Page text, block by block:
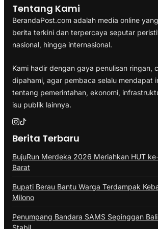
Tentang Kami
BerandaPost.com adalah media online
berita terkini dan terpercaya seputar
nasional, hingga internasional.
Kami hadir dengan gaya penulisan ringan,
dipahami, agar pembaca selalu mendapat
tentang pemerintahan, ekonomi,
isu publik lainnya.
Berita Terbaru
BujuRun Merdeka 2026 Meriahkan HUT
Barat
Bupati Berau Bantu Warga Terdampak
Milono
Penumpang Bandara SAMS Sepinggan
Stabil